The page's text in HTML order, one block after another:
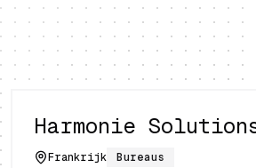
Harmonie
Frankrijk Bureaus